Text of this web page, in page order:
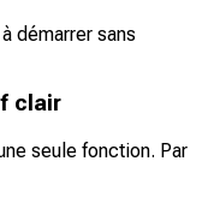
démarrer sans
clair
seule fonction. Par